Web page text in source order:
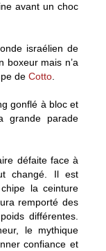
avant un choc
israélien de
boxeur mais n’a
de Cotto.
gonflé à bloc et
grande parade
défaite face à
changé. Il est
la ceinture
remporté des
différentes.
le mythique
confiance et